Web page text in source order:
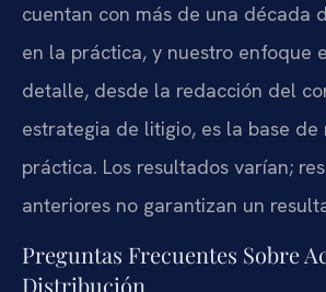
cuentan con más de una década
en la práctica, y nuestro enfoque
detalle, desde la redacción del
estrategia de litigio, es la base de
práctica. Los resultados varían;
anteriores no garantizan un
Preguntas Frecuentes Sobre
Distribución